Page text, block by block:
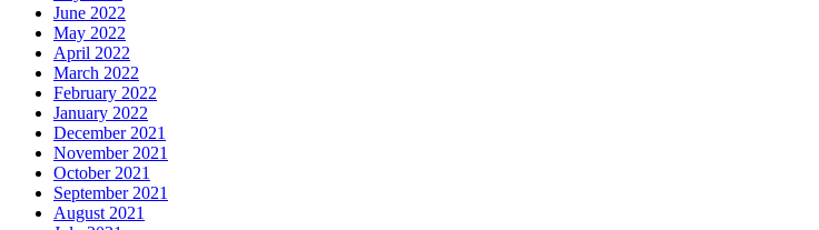
June 2022
May 2022
April 2022
March 2022
February 2022
January 2022
December 2021
November 2021
October 2021
September 2021
August 2021